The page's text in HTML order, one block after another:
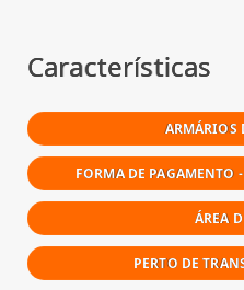
Características
ARMÁRIOS
FORMA DE
ÁREA
PERTO DE